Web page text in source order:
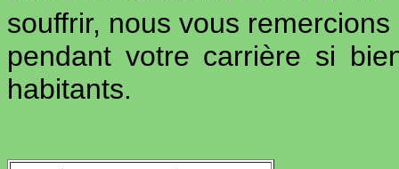
souffrir, nous vous
pendant votre carrière si
habitants.